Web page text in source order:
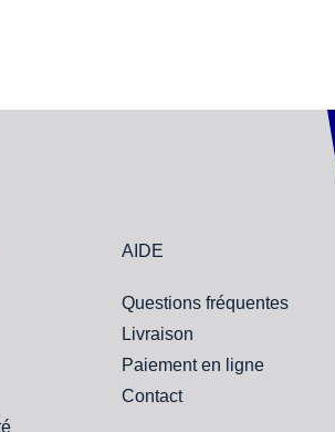
AIDE
Questions fréquentes
Livraison
Paiement en ligne
Contact